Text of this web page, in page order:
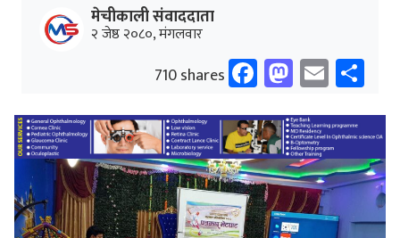
मेचीकाली संवाददाता
२ जेष्ठ २०८०, मंगलवार
710 shares Facebook
Email